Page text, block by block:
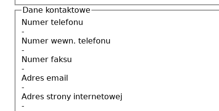
Dane kontaktowe
Numer telefonu
-
Numer wewn. telefonu
-
Numer faksu
-
Adres email
-
Adres strony internetowej
-